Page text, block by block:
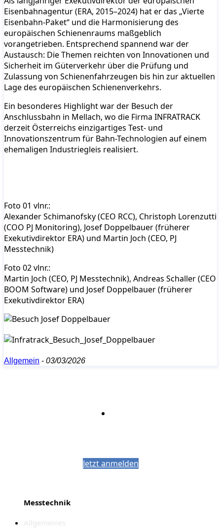
Eisenbahnagentur (ERA, 2015–2024) hat er das „Vierte
Eisenbahn-Paket“ und die Harmonisierung des
europäischen Schienenraums maßgeblich
vorangetrieben. Entsprechend spannend war der
Austausch: Die Themen reichten von Innovationen und
Sicherheit im Güterverkehr über die Prüfung und
Zulassung von Schienenfahrzeugen bis hin zur aktuellen
Lage des europäischen Schienenverkehrs.
Ein besonderes Highlight war der Besuch der
Anschlussbahn in Mellach, wo die Firma INFRATRACK
derzeit Österreichs einzigartiges Test- und
Innovationszentrum für Bahn-Technologien auf einem
ehemaligen Industriegleis realisiert.
Foto 01 vlnr.:
Alexander Schimanofsky (CEO RCC), Christoph Lorenzutti
(COO PJ Monitoring), Josef Doppelbauer (früherer
Exekutivdirektor ERA) und Martin Joch (CEO, PJ
Messtechnik)
Foto 02 vlnr.:
Martin Joch (CEO, PJ Messtechnik), Andreas Schaller (CEO
BOOM Software) und Josef Doppelbauer (früherer
Exekutivdirektor ERA)
Allgemein - 03/03/2026
Jetzt anmelden
Messtechnik
Allgemeines